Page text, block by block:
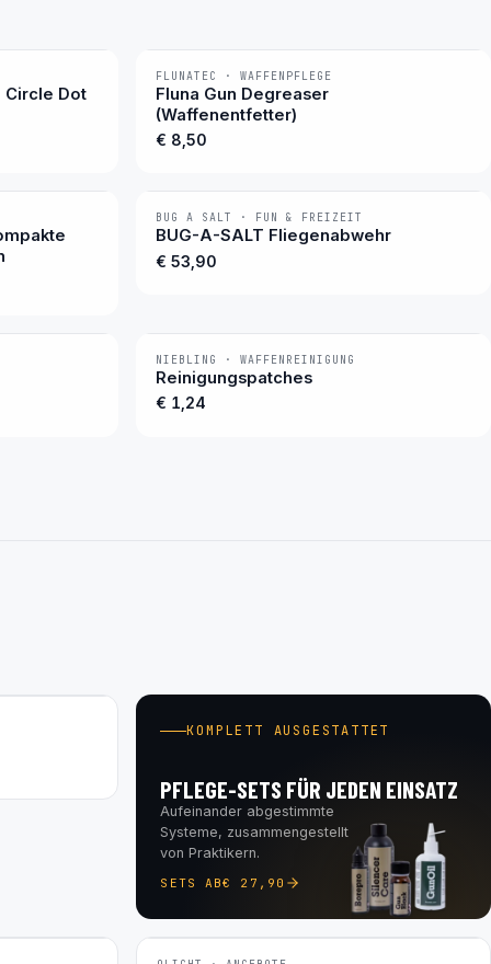
Circle Dot
BESTSELLER
FLUNATEC · WAFFENPFLEGE
Fluna Gun Degreaser
(Waffenentfetter)
€ 8,50
BESTSELLER
BUG A SALT · FUN & FREIZEIT
BUG-A-SALT Fliegenabwehr
€ 53,90
BESTSELLER
NIEBLING · WAFFENREINIGUNG
Reinigungspatches
€ 1,24
KOMPLETT AUSGESTATTET
PFLEGE-SETS FÜR JEDEN EINSATZ
Aufeinander abgestimmte
Systeme, zusammengestellt
von Praktikern.
SETS AB€ 27,90